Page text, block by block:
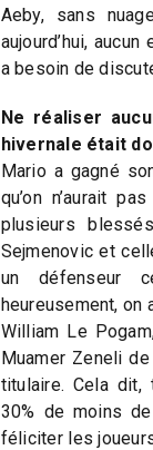
Aeby, sans
aujourd’hui,
a besoin de
Ne réaliser
hivernale était
Mario a gagné
qu’on n’aurait
plusieurs
Sejmenovic et
un défenseur
heureusement, on
William Le
Muamer Zeneli
titulaire. Cela dit,
30% de moins
féliciter les